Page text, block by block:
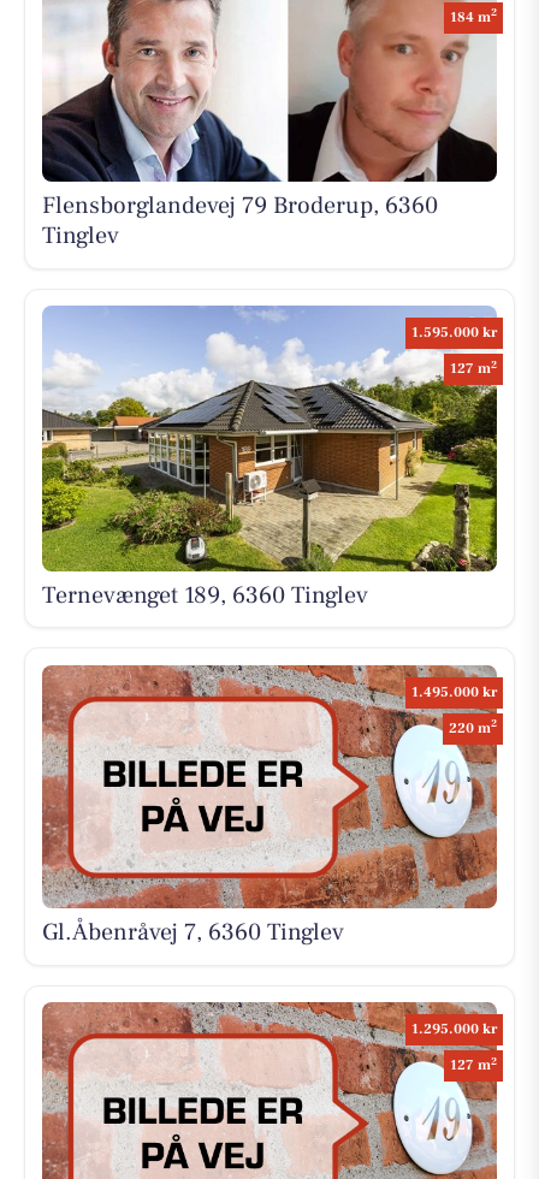
184 m2
Flensborglandevej 79 Broderup, 6360
Tinglev
1.595.000 kr
127 m2
Ternevænget 189, 6360 Tinglev
1.495.000 kr
220 m2
Gl.Åbenråvej 7, 6360 Tinglev
1.295.000 kr
127 m2